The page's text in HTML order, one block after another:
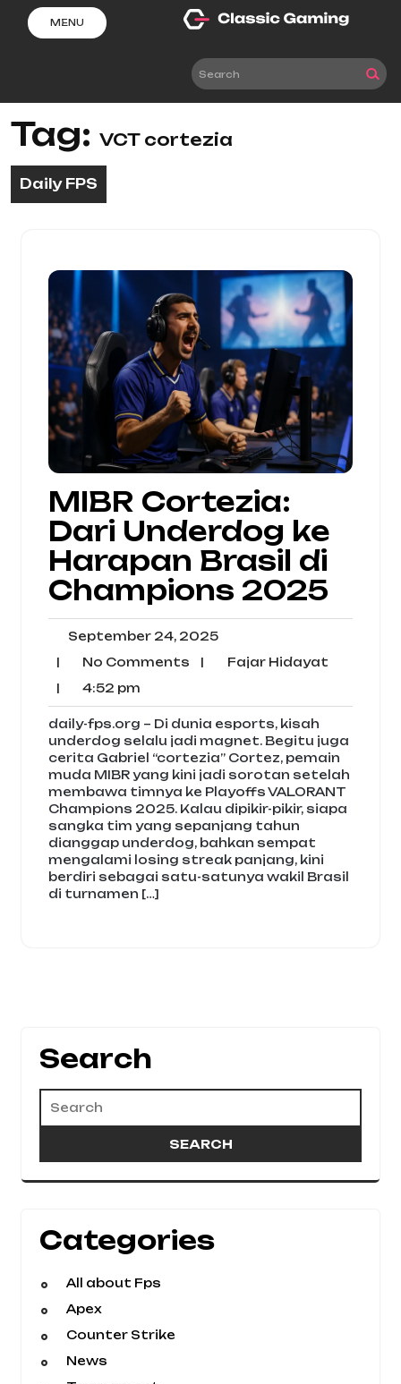
content
MENU
Tag: VCT cortezia
Daily FPS
MIBR Cortezia:
Dari Underdog ke
Harapan Brasil di
Champions 2025
September 24, 2025September
2025
| No Comments No| Fajar HidayatFajar
| 4:52 pm
pm
daily-fps.org – Di dunia esports, kisah
underdog selalu jadi magnet. Begitu juga
cerita Gabriel “cortezia” Cortez, pemain
muda MIBR yang kini jadi sorotan setelah
membawa timnya ke Playoffs VALORANT
Champions 2025. Kalau dipikir-pikir, siapa
sangka tim yang sepanjang tahun
dianggap underdog, bahkan sempat
mengalami losing streak panjang, kini
berdiri sebagai satu-satunya wakil Brasil
di turnamen […]
Search
Categories
All about Fps
Apex
Counter Strike
News